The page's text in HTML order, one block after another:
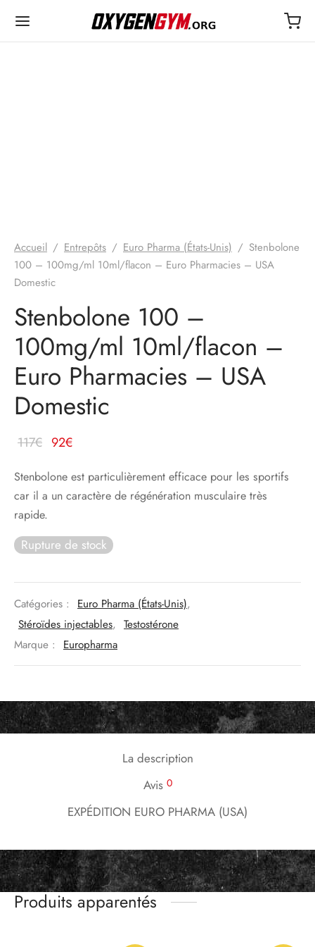
Accueil / Entrepôts / Euro Pharma (États-Unis) / Stenbolone
100 – 100mg/ml 10ml/flacon – Euro Pharmacies – USA
Domestic
Stenbolone 100 –
100mg/ml 10ml/flacon –
Euro Pharmacies – USA
Domestic
117€ Le prix
était :
117€.
92€
actuel
est :
Stenbolone est particulièrement efficace pour les sportifs
car il a un caractère de régénération musculaire très
rapide.
Rupture de stock
Catégories : Euro Pharma (États-Unis),
Stéroïdes injectables, Testostérone
Marque :
Europharma
La description
Avis 0
EXPÉDITION EURO PHARMA (USA)
Produits apparentés